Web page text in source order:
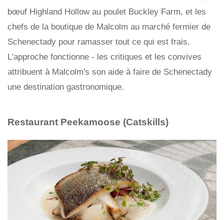
bœuf Highland Hollow au poulet Buckley Farm, et les
chefs de la boutique de Malcolm au marché fermier de
Schenectady pour ramasser tout ce qui est frais.
L'approche fonctionne - les critiques et les convives
attribuent à Malcolm's son aide à faire de Schenectady
une destination gastronomique.
Restaurant Peekamoose (Catskills)